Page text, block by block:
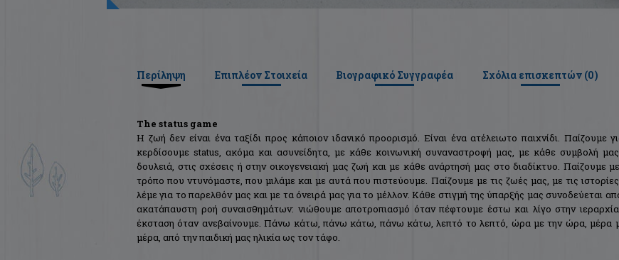
Περίληψη Επιπλέον Στοιχεία Βιογραφικό Συγγραφέα Σχόλια επισκεπτών (0)
The status game
Η ζωή δεν είναι ένα ταξίδι προς κάποιον ιδανικό προορισμό. Είναι ένα ατέλειωτο παιχνίδι. Παίζουμε
κερδίσουμε status, ακόμα και ασυνείδητα, με κάθε κοινωνική συναναστροφή μας, με κάθε συμβολή
δουλειά, στις σχέσεις ή στην οικογενειακή μας ζωή και με κάθε ανάρτησή μας στο διαδίκτυο. Παίζουμε
τρόπο που ντυνόμαστε, που μιλάμε και με αυτά που πιστεύουμε. Παίζουμε με τις ζωές μας, με τις
λέμε για το παρελθόν μας και με τα όνειρά μας για το μέλλον. Κάθε στιγμή της ύπαρξής μας συνοδεύεται
ακατάπαυστη ροή συναισθημάτων: νιώθουμε αποτροπιασμό όταν πέφτουμε έστω και λίγο στην
έκσταση όταν ανεβαίνουμε. Πάνω κάτω, πάνω κάτω, πάνω κάτω, λεπτό το λεπτό, ώρα με την ώρα, μέρα
μέρα, από την παιδική μας ηλικία ως τον τάφο.